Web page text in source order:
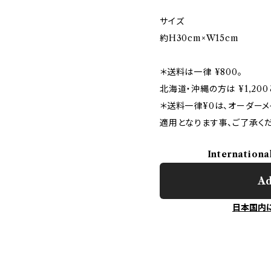
サイズ
約H30cm×W15cm
＊送料は一律 ¥800。
北海道・沖縄の方は ¥1,200
＊送料一律¥0は、オーダー
適用となります事、ご了承く
日本国内